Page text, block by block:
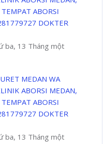
ABORSI
DOKTER
ba, 13 Tháng một
MEDAN WA
ABORSI MEDAN,
ABORSI
DOKTER
ba, 13 Tháng một